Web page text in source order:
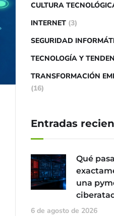
CULTURA
INTERNET (3)
SEGURIDAD
TECNOLOGÍA Y
TRANSFORMACIÓN
(16)
Entradas
Qué pasa
una
6 de agosto de 2026